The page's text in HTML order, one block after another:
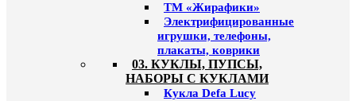
ТМ «Жирафики»
Электрифицированные
игрушки, телефоны,
плакаты, коврики
03. КУКЛЫ, ПУПСЫ,
НАБОРЫ С КУКЛАМИ
Кукла Defa Lucy